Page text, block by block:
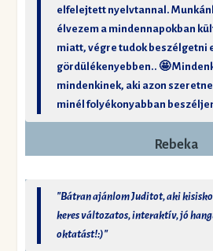
elfelejtett nyelvtannal.
élvezem a mindennapokban
miatt, végre tudok beszélgetni
gördülékenyebben.. 🤩
mindenkinek, aki azon
minél folyékonyabban
Rebeka
"Bátran ajánlom Juditot, aki
keres változatos, interaktív, jó
oktatást!:)"